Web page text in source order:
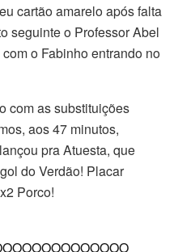
cartão amarelo após falta
seguinte o Professor Abel
o Fabinho entrando no
com as substituições
aos 47 minutos,
pra Atuesta, que
do Verdão! Placar
Porco!